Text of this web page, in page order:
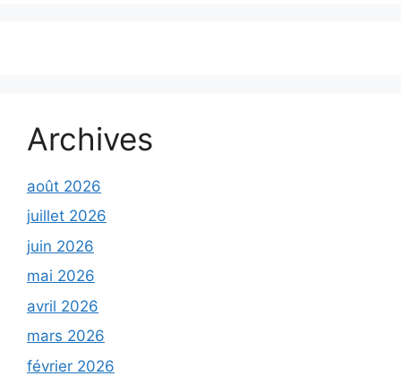
Archives
août 2026
juillet 2026
juin 2026
mai 2026
avril 2026
mars 2026
février 2026